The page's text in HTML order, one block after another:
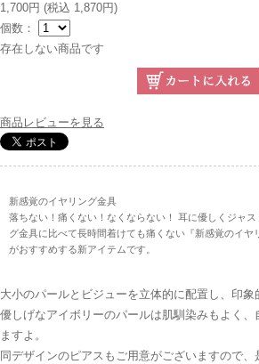
1,700円 (税込 1,870円)
個数：
存在しない商品です
商品レビューを見る
新感覚のイヤリング金具
落ちない！痛くない！なくならない！ 耳に優しくジャ
グ金具に比べて長時間着けても痛くない『新感覚のイヤ
がおすすめする新アイテムです。
大小のパールとビジューを立体的に配置し、印象
優しげなアイボリーのパールは肌馴染みもよく
ますよ。
同デザインのピアスもご用意がございますので